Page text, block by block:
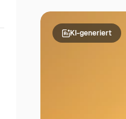
KI-generiert